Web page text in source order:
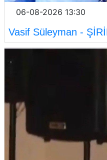
06-08-2026 13:30
Vasif Süleyman -